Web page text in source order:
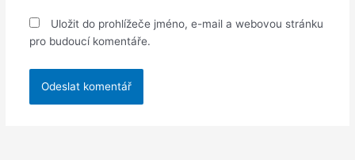
Uložit do prohlížeče jméno, e-mail a webovou stránku
pro budoucí komentáře.